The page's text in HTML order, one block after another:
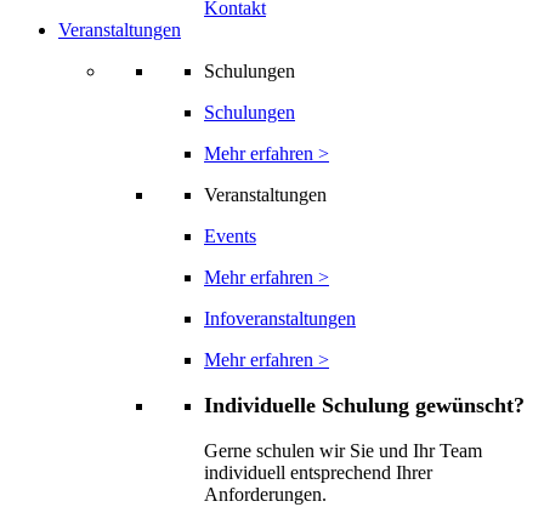
Kontakt
Veranstaltungen
Schulungen
Schulungen
Mehr erfahren >
Veranstaltungen
Events
Mehr erfahren >
Infoveranstaltungen
Mehr erfahren >
Individuelle Schulung gewünscht?
Gerne schulen wir Sie und Ihr Team
individuell entsprechend Ihrer
Anforderungen.